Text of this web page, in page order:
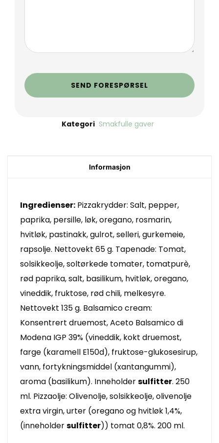
SEND FORESPØRSEL
Kategori Smakfulle gaver
Informasjon
Ingredienser: Pizzakrydder: Salt, pepper,
paprika, persille, løk, oregano, rosmarin,
hvitløk, pastinakk, gulrot, selleri, gurkemeie,
rapsolje. Nettovekt 65 g. Tapenade: Tomat,
solsikkeolje, soltørkede tomater, tomatpurè,
rød paprika, salt, basilikum, hvitløk, oregano,
vineddik, fruktose, rød chili, melkesyre.
Nettovekt 135 g. Balsamico cream:
Konsentrert druemost, Aceto Balsamico di
Modena IGP 39% (vineddik, kokt druemost,
farge (karamell E150d), fruktose-glukosesirup,
vann, fortykningsmiddel (xantangummi),
aroma (basilikum). Inneholdersulfitter. 250
ml. Pizzaolje: Olivenolje, solsikkeolje, olivenolje
extra virgin, urter (oregano og hvitløk 1,4%,
(inneholdersulfitter)) tomat 0,8%. 200 ml.